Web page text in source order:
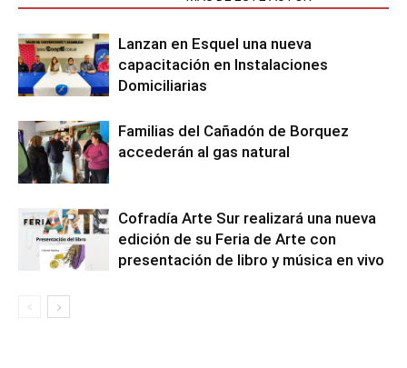
Lanzan en Esquel una nueva
capacitación en Instalaciones
Domiciliarias
Familias del Cañadón de Borquez
accederán al gas natural
Cofradía Arte Sur realizará una nueva
edición de su Feria de Arte con
presentación de libro y música en vivo